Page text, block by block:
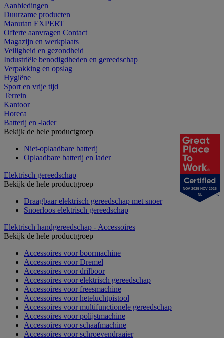
Aanbiedingen
Duurzame producten
Manutan EXPERT
Offerte aanvragen Contact
Magazijn en werkplaats
Veiligheid en gezondheid
Industriële benodigdheden en gereedschap
Verpakking en opslag
Hygiëne
Sport en vrije tijd
Terrein
Kantoor
Horeca
Batterij en -lader
Bekijk de hele productgroep
Niet-oplaadbare batterij
Oplaadbare batterij en lader
Elektrisch gereedschap
Bekijk de hele productgroep
Draagbaar elektrisch gereedschap met snoer
Snoerloos elektrisch gereedschap
Elektrisch handgereedschap - Accessoires
Bekijk de hele productgroep
Accessoires voor boormachine
Accessoires voor Dremel
Accessoires voor drilboor
Accessoires voor elektrisch gereedschap
Accessoires voor freesmachine
Accessoires voor heteluchtpistool
Accessoires voor multifunctionele gereedschap
Accessoires voor polijstmachine
Accessoires voor schaafmachine
Accessoires voor schroevendraaier
NOV 2025-NOV 2026
NL